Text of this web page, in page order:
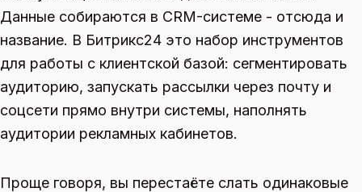
Данные собираются в CRM-системе - отсюда и
название. В Битрикс24 это набор инструментов
для работы с клиентской базой: сегментировать
аудиторию, запускать рассылки через почту и
соцсети прямо внутри системы, наполнять
аудитории рекламных кабинетов.
Проще говоря, вы перестаёте слать одинаковые